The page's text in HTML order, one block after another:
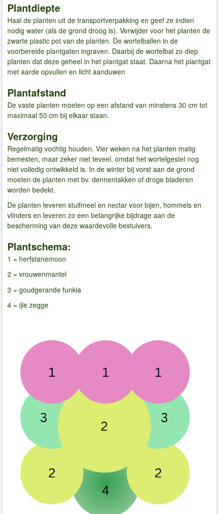
Plantdiepte
Haal de planten uit de transportverpakking en geef ze indien
nodig water (als de grond droog is). Verwijder voor het planten de
zwarte plastic pot van de planten. De wortelballen in de
voorbereide plantgaten ingraven. Daarbij de wortelbal zo diep
planten dat deze geheel in het plantgat staat. Daarna het plantgat
met aarde opvullen en licht aanduwen
Plantafstand
De vaste planten moeten op een afstand van minstens 30 cm tot
maximaal 50 cm bij elkaar staan.
Verzorging
Regelmatig vochtig houden. Vier weken na het planten matig
bemesten, maar zeker niet teveel, omdat het wortelgestel nog
niet volledig ontwikkeld is. In de winter bij vorst aan de grond
moeten de planten met bv. dennentakken of droge bladeren
worden bedekt.
De planten leveren stuifmeel en nectar voor bijen, hommels en
vlinders en leveren zo een belangrijke bijdrage aan de
bescherming van deze waardevolle bestuivers.
Plantschema:
1 = herfstanemoon
2 = vrouwenmantel
3 = goudgerande funkia
4 = ijle zegge